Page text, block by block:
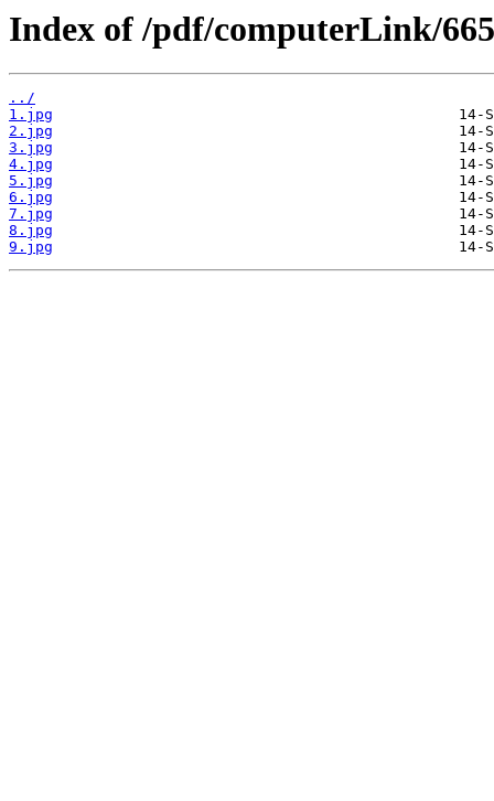
Index of /pdf/computerLink/
../
1.jpg
2.jpg
3.jpg
4.jpg
5.jpg
6.jpg
7.jpg
8.jpg
9.jpg